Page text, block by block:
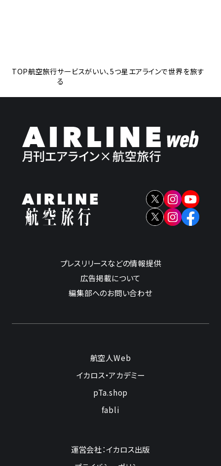
TOP航空旅行サービスがいい、5つ星エアラインで世界を旅す
る
プレスリリースなどの情報提供
広告掲載について
編集部へのお問い合わせ
航空人Web
イカロス・アカデミー
pTa.shop
fabli
運営会社：イカロス出版